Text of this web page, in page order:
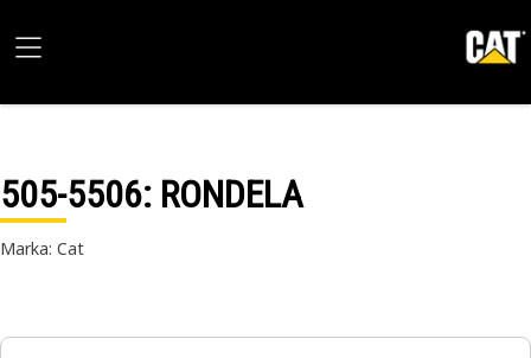
505-5506: RONDELA
Marka: Cat